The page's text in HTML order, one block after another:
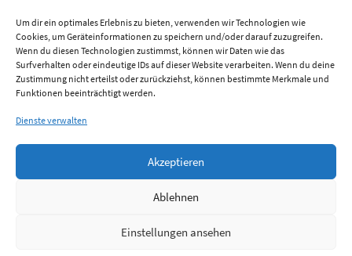
Um dir ein optimales Erlebnis zu bieten, verwenden wir Technologien wie
Cookies, um Geräteinformationen zu speichern und/oder darauf zuzugreifen.
Wenn du diesen Technologien zustimmst, können wir Daten wie das
Surfverhalten oder eindeutige IDs auf dieser Website verarbeiten. Wenn du deine
Zustimmung nicht erteilst oder zurückziehst, können bestimmte Merkmale und
Funktionen beeinträchtigt werden.
Dienste verwalten
Akzeptieren
Ablehnen
Einstellungen ansehen
Anmelden